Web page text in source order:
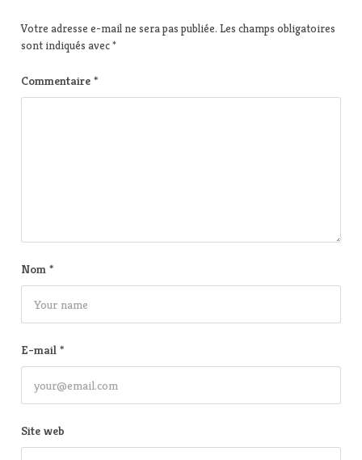
Votre adresse e-mail ne sera pas publiée. Les champs obligatoires
sont indiqués avec*
Commentaire *
Nom *
E-mail *
Site web